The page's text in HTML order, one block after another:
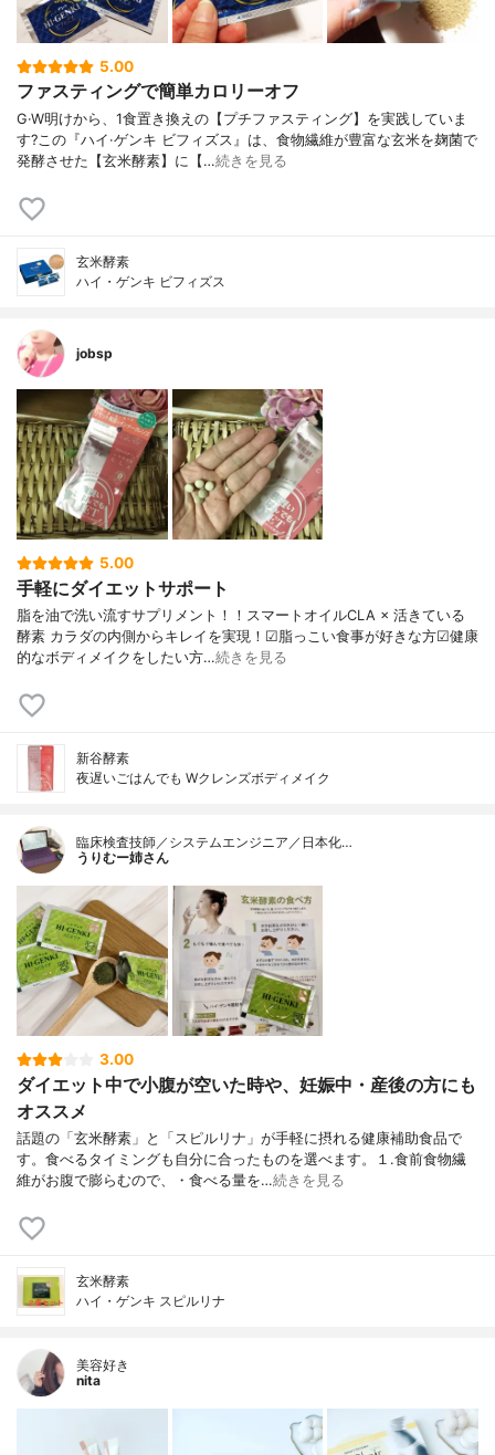
5.00
ファスティングで簡単カロリーオフ
G·W明けから、1食置き換えの【プチファスティング】を実践していま
す?この『ハイ·ゲンキ ビフィズス』は、食物繊維が豊富な玄米を麹菌で
発酵させた【玄米酵素】に【…続きを見る
玄米酵素
ハイ・ゲンキ ビフィズス
jobsp
5.00
手軽にダイエットサポート
脂を油で洗い流すサプリメント！！スマートオイルCLA × 活きている
酵素 カラダの内側からキレイを実現！☑脂っこい食事が好きな方☑健康
的なボディメイクをしたい方…続きを見る
新谷酵素
夜遅いごはんでも Wクレンズボディメイク
臨床検査技師／システムエンジニア／日本化…
うりむー姉さん
3.00
ダイエット中で小腹が空いた時や、妊娠中・産後の方にも
オススメ
話題の「玄米酵素」と「スピルリナ」が手軽に摂れる健康補助食品で
す。食べるタイミングも自分に合ったものを選べます。１.食前食物繊
維がお腹で膨らむので、・食べる量を…続きを見る
玄米酵素
ハイ・ゲンキ スピルリナ
美容好き
nita